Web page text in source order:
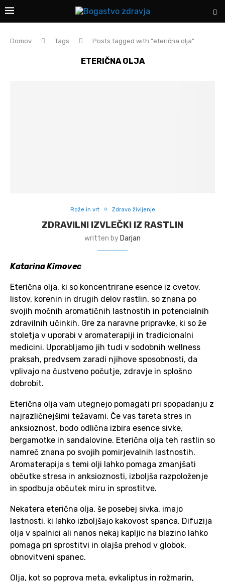
Domov Tags Posts tagged with "eterična olja"
ETERIČNA OLJA
Rože in vrt Zdravo življenje
ZDRAVILNI IZVLEČKI IZ RASTLIN
written by Darjan
Katarina Kimovec
Eterična olja, ki so koncentrirane esence iz cvetov,
listov, korenin in drugih delov rastlin, so znana po
svojih močnih aromatičnih lastnostih in potencialnih
zdravilnih učinkih. Gre za naravne pripravke, ki so že
stoletja v uporabi v aromaterapiji in tradicionalni
medicini. Uporabljamo jih tudi v sodobnih wellness
praksah, predvsem zaradi njihove sposobnosti, da
vplivajo na čustveno počutje, zdravje in splošno
dobrobit.
Eterična olja vam utegnejo pomagati pri spopadanju z
najrazličnejšimi težavami. Če vas tareta stres in
anksioznost, bodo odlična izbira esence sivke,
bergamotke in sandalovine. Eterična olja teh rastlin so
namreč znana po svojih pomirjevalnih lastnostih.
Aromaterapija s temi olji lahko pomaga zmanjšati
občutke stresa in anksioznosti, izboljša razpoloženje
in spodbuja občutek miru in sprostitve.
Nekatera eterična olja, še posebej sivka, imajo
lastnosti, ki lahko izboljšajo kakovost spanca. Difuzija
olja v spalnici ali nanos nekaj kapljic na blazino lahko
pomaga pri sprostitvi in olajša prehod v globok,
obnovitveni spanec.
Olja, kot so poprova meta, evkaliptus in rožmarin,